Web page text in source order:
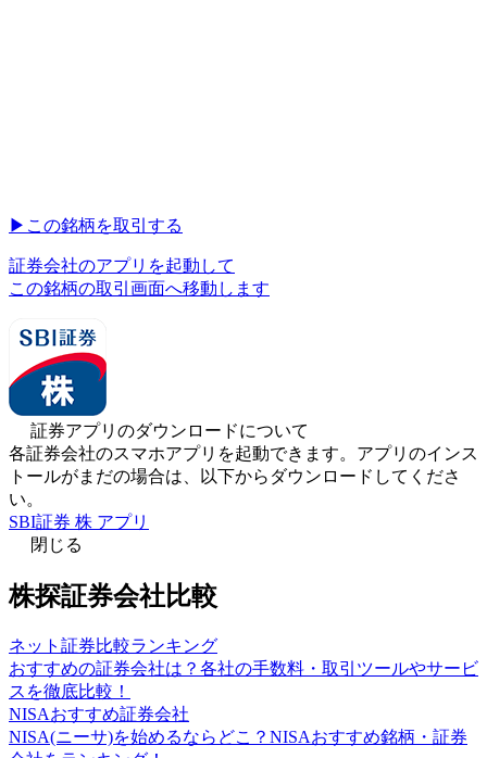
▶︎ この銘柄を取引する
証券会社のアプリを起動して
この銘柄の取引画面へ移動します
証券アプリのダウンロードについて
各証券会社のスマホアプリを起動できます。アプリのインス
トールがまだの場合は、以下からダウンロードしてくださ
い。
SBI証券 株 アプリ
閉じる
株探証券会社比較
ネット証券比較ランキング
おすすめの証券会社は？各社の手数料・取引ツールやサービ
スを徹底比較！
NISAおすすめ証券会社
NISA(ニーサ)を始めるならどこ？NISAおすすめ銘柄・証券